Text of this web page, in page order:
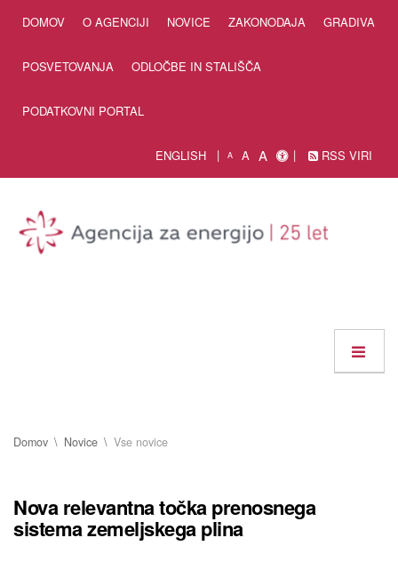
DOMOV O AGENCIJI NOVICE ZAKONODAJA GRADIVA
POSVETOVANJA ODLOČBE IN STALIŠČA
PODATKOVNI PORTAL
ENGLISH A A A RSS VIRI
Domov Novice Vse novice
Nova relevantna točka prenosnega
sistema zemeljskega plina